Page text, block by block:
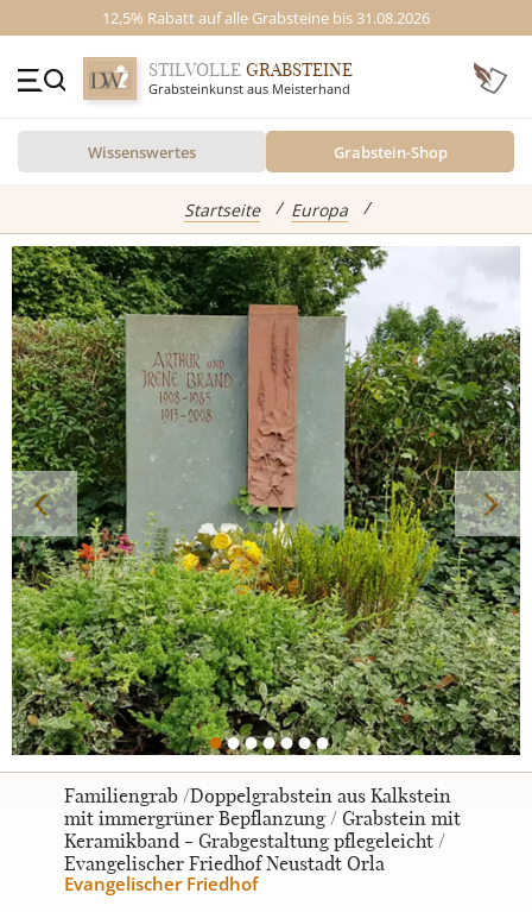
12,5% Rabatt auf alle Grabsteine bis 31.08.2026
Kontakt
GRABSTEINE
Alle Grabsteine
Einzelgrabsteine
Doppelgrabsteine
Kindergrabsteine
Urnengrabsteine
STILE
Klassisch
Romantisch
STILVOLLE GRABSTEINE
Grabsteinkunst aus Meisterhand
Wissenswertes Grabstein-Shop
Startseite Europa
Inspiration
abgebildete Produkte
Standort
Grabstein Shop
Familiengrab /Doppelgrabstein aus Kalkstein
mit immergrüner Bepflanzung / Grabstein mit
Keramikband - Grabgestaltung pflegeleicht /
Evangelischer Friedhof Neustadt Orla
Evangelischer Friedhof